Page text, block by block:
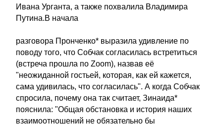
Ивана Урганта, а также похвалила Владимира
Путина.В начала
разговора Пронченко* выразила удивление по
поводу того, что Собчак согласилась встретиться
(встреча прошла по Zoom), назвав её
"неожиданной гостьей, которая, как ей кажется,
сама удивилась, что согласилась". А когда Собчак
спросила, почему она так считает, Зинаида*
пояснила: "Общая обстановка и история наших
взаимоотношений не обязательно бы